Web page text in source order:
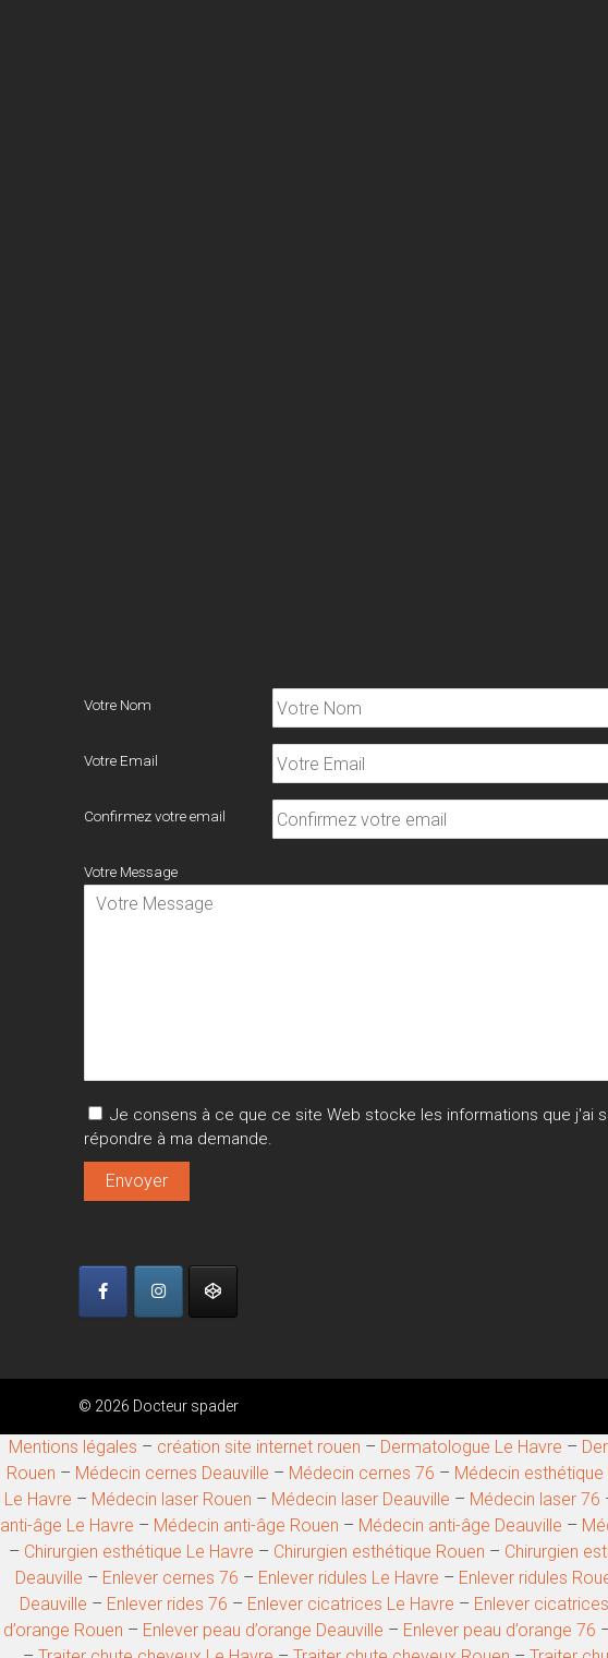
Votre Nom
Votre Email
Confirmez votre email
Votre Message
Je consens à ce que ce site Web stocke les informations que j'ai
répondre à ma demande.
© 2026 Docteur spader
Mentions légales – création site internet rouen – Dermatologue Le Havre –
Rouen – Médecin cernes Deauville – Médecin cernes 76 – Médecin esthétique
Le Havre – Médecin laser Rouen – Médecin laser Deauville – Médecin laser 76
anti-âge Le Havre – Médecin anti-âge Rouen – Médecin anti-âge Deauville –
– Chirurgien esthétique Le Havre – Chirurgien esthétique Rouen – Chirurgien
Deauville – Enlever cernes 76 – Enlever ridules Le Havre – Enlever ridules
Deauville – Enlever rides 76 – Enlever cicatrices Le Havre – Enlever
d’orange Rouen – Enlever peau d’orange Deauville – Enlever peau d’orange 76